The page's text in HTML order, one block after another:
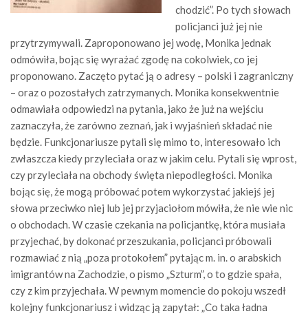
chodzić”. Po tych słowach
policjanci już jej nie
przytrzymywali. Zaproponowano jej wodę, Monika jednak
odmówiła, bojąc się wyrażać zgodę na cokolwiek, co jej
proponowano. Zaczęto pytać ją o adresy – polski i zagraniczny
– oraz o pozostałych zatrzymanych. Monika konsekwentnie
odmawiała odpowiedzi na pytania, jako że już na wejściu
zaznaczyła, że zarówno zeznań, jak i wyjaśnień składać nie
będzie. Funkcjonariusze pytali się mimo to, interesowało ich
zwłaszcza kiedy przyleciała oraz w jakim celu. Pytali się wprost,
czy przyleciała na obchody święta niepodległości. Monika
bojąc się, że mogą próbować potem wykorzystać jakiejś jej
słowa przeciwko niej lub jej przyjaciołom mówiła, że nie wie nic
o obchodach. W czasie czekania na policjantkę, która musiała
przyjechać, by dokonać przeszukania, policjanci próbowali
rozmawiać z nią „poza protokołem” pytając m. in. o arabskich
imigrantów na Zachodzie, o pismo „Szturm”, o to gdzie spała,
czy z kim przyjechała. W pewnym momencie do pokoju wszedł
kolejny funkcjonariusz i widząc ją zapytał: „Co taka ładna